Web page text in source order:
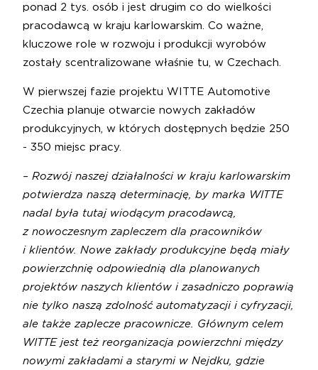
ponad 2 tys. osób i jest drugim co do wielkości
pracodawcą w kraju karlowarskim. Co ważne,
kluczowe role w rozwoju i produkcji wyrobów
zostały scentralizowane właśnie tu, w Czechach.
W pierwszej fazie projektu WITTE Automotive
Czechia planuje otwarcie nowych zakładów
produkcyjnych, w których dostępnych będzie 250
- 350 miejsc pracy.
– Rozwój naszej działalności w kraju karlowarskim
potwierdza naszą determinację, by marka WITTE
nadal była tutaj wiodącym pracodawcą,
z nowoczesnym zapleczem dla pracowników
i klientów. Nowe zakłady produkcyjne będą miały
powierzchnię odpowiednią dla planowanych
projektów naszych klientów i zasadniczo poprawią
nie tylko naszą zdolność automatyzacji i cyfryzacji,
ale także zaplecze pracownicze. Głównym celem
WITTE jest też reorganizacja powierzchni między
nowymi zakładami a starymi w Nejdku, gdzie